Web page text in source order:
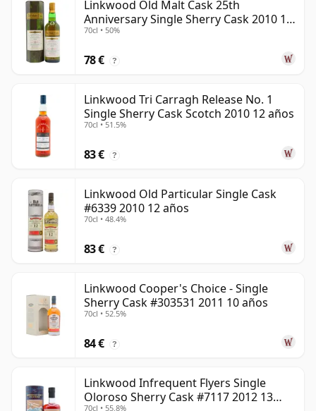
Linkwood Old Malt Cask 25th
Anniversary Single Sherry Cask 2010 13
años
70cl • 50%
78 € ?
Linkwood Tri Carragh Release No. 1
Single Sherry Cask Scotch 2010 12 años
70cl • 51.5%
83 € ?
Linkwood Old Particular Single Cask
#6339 2010 12 años
70cl • 48.4%
83 € ?
Linkwood Cooper's Choice - Single
Sherry Cask #303531 2011 10 años
70cl • 52.5%
84 € ?
Linkwood Infrequent Flyers Single
Oloroso Sherry Cask #7117 2012 13
70cl • 55.8%